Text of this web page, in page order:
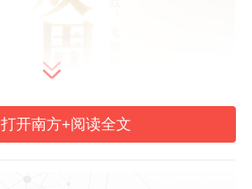
打开南方+阅读全文